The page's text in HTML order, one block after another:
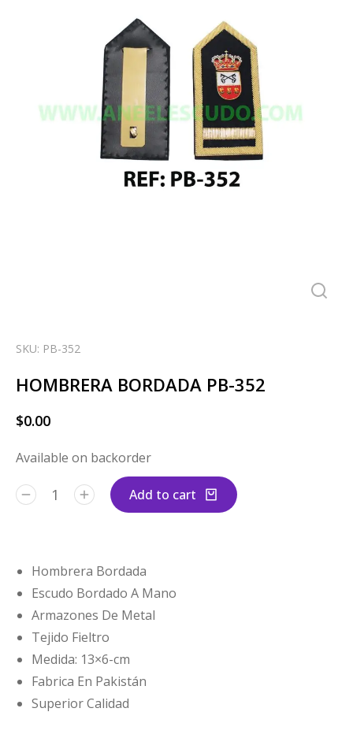
SKU: PB-352
HOMBRERA BORDADA PB-352
$0.00
Available on backorder
Add to cart
Hombrera Bordada
Escudo Bordado A Mano
Armazones De Metal
Tejido Fieltro
Medida: 13×6-cm
Fabrica En Pakistán
Superior Calidad